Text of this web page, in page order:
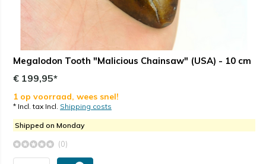
Megalodon Tooth "Malicious Chainsaw" (USA) - 10 cm
€ 199,95*
1 op voorraad, wees snel!
* Incl. tax Incl. Shipping costs
Shipped on Monday
(0)